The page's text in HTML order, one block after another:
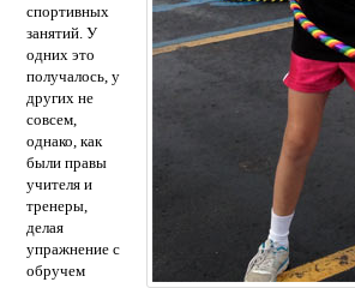
спортивных
занятий. У
одних это
получалось, у
других не
совсем,
однако, как
были правы
учителя и
тренеры,
делая
упражнение с
обручем